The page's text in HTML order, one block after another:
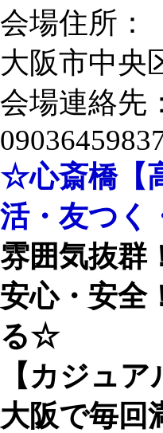
会場住所：
大阪市中央
会場連絡先：
☆心斎橋【
活・友つく
雰囲気抜群
安心・安全
る☆
【カジュ
大阪で毎回